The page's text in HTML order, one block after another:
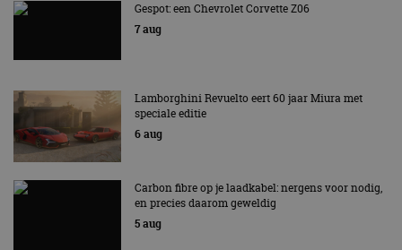
Gespot: een Chevrolet Corvette Z06
7 aug
Lamborghini Revuelto eert 60 jaar Miura met
speciale editie
6 aug
Carbon fibre op je laadkabel: nergens voor nodig,
en precies daarom geweldig
5 aug